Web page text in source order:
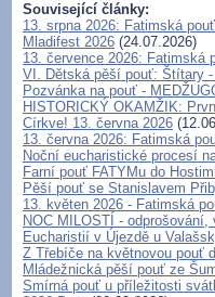
Související články:
13. srpna 2026: Fatimská
Mladifest 2026 (24.07.2026)
13. července 2026: Fatimská
VI. Dětská pěší pouť: Štítary
Pozvánka na pouť -
HISTORICKÝ OKAMŽIK:
Církve! 13. června 2026
13. června 2026: Fatimská
Noční eucharistické procesí
Farní pouť FATYMu do
Pěší pouť se Stanislavem
13. květen 2026 - Fatimská
NOC MILOSTÍ -
Eucharistií v Újezdě u
Z Třebíče na květnovou pouť
Mládežnická pěší pouť ze
Smírná pouť u příležitosti